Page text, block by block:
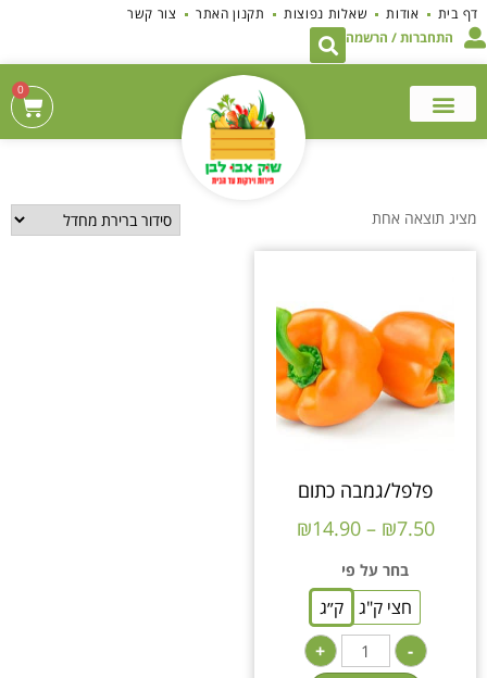
לתוכן
דף בית אודות שאלות נפוצות תקנון האתר
צור קשר
התחברות / הרשמה
0
מציג תוצאה אחת
פלפל/גמבה כתום
₪7.50
–
₪14.90
בחר על פי
חצי ק"ג
ק״ג
-
+